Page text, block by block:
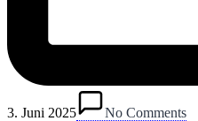
3. Juni 2025 No Commentsin